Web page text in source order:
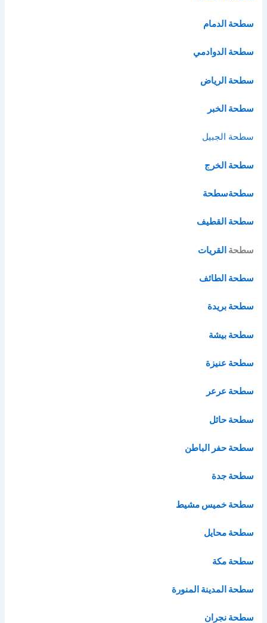
سطحة الدمام
سطحة الدوادمي
سطحة الرياض
سطحة الخبر
سطحة الجبيل
سطحة الخرج
سطحةسطحة
سطحة القطيف
سطحة القريات
سطحة الطائف
سطحة بريدة
سطحة بيشة
سطحة عنيزة
سطحة عرعر
سطحة حائل
سطحة حفر الباطن
سطحة جدة
سطحة خميس مشيط
سطحة محايل
سطحة مكة
سطحة المدينة المنورة
سطحة نجران